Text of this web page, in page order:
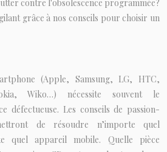
contre l'obsolescence programmée?
grâce à nos conseils pour choisir un
(Apple, Samsung, LG, HTC,
Wiko…) nécessite souvent le
défectueuse. Les conseils de passion-
de résoudre n’importe quel
quel appareil mobile. Quelle pièce